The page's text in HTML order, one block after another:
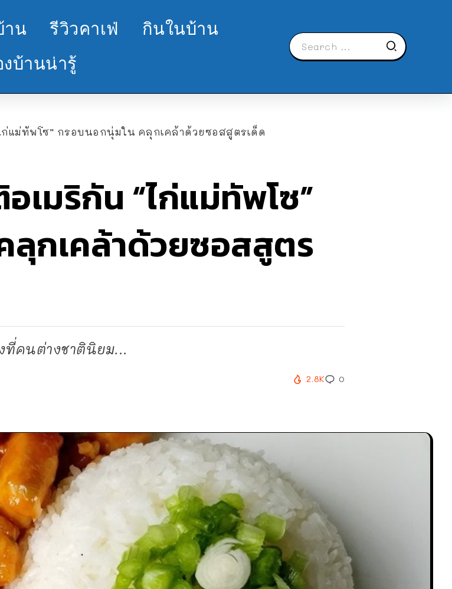
าน รีวิวคาเฟ่
กินในบ้าน
งบ้านน่ารู้
ก่แม่ทัพโซ” กรอบนอกนุ่มใน คลุกเคล้าด้วยซอสสูตรเด็ด
เมริกัน “ไก่แม่ทัพโซ”
กเคล้าด้วยซอสสูตร
ที่คนต่างชาตินิยม...
2.8K 0